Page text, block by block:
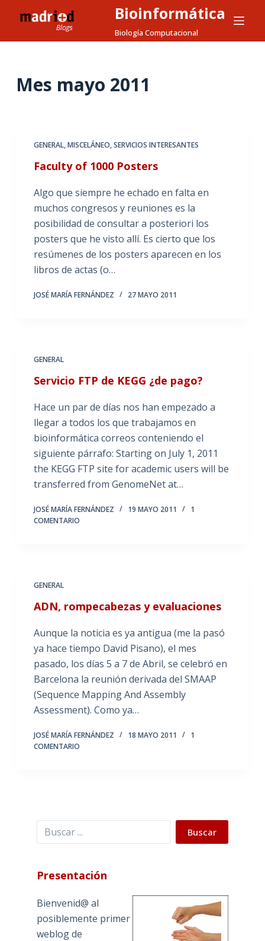
l
Bioinformática
Biología Computacional
Mes mayo 2011
GENERAL,MISCELÁNEO,SERVICIOS INTERESANTES
Faculty of 1000 Posters
Algo que siempre he echado en falta en
muchos congresos y reuniones es la
posibilidad de consultar a posteriori los
posters que he visto allí. Es cierto que los
resúmenes de los posters aparecen en los
libros de actas (o…
JOSÉ MARÍA FERNÁNDEZ 27 MAYO 2011
GENERAL
Servicio FTP de KEGG ¿de pago?
Hace un par de días nos han empezado a
llegar a todos los que trabajamos en
bioinformática correos conteniendo el
siguiente párrafo: Starting on July 1, 2011
the KEGG FTP site for academic users will be
transferred from GenomeNet at…
JOSÉ MARÍA FERNÁNDEZ 19 MAYO 2011
1
COMENTARIO
GENERAL
ADN, rompecabezas y evaluaciones
Aunque la noticia es ya antigua (me la pasó
ya hace tiempo David Pisano), el mes
pasado, los días 5 a 7 de Abril, se celebró en
Barcelona la reunión derivada del SMAAP
(Sequence Mapping And Assembly
Assessment). Como ya…
JOSÉ MARÍA FERNÁNDEZ 18 MAYO 2011
1
COMENTARIO
Buscar Buscar
Presentación
Bienvenid@ al
posiblemente primer
weblog de